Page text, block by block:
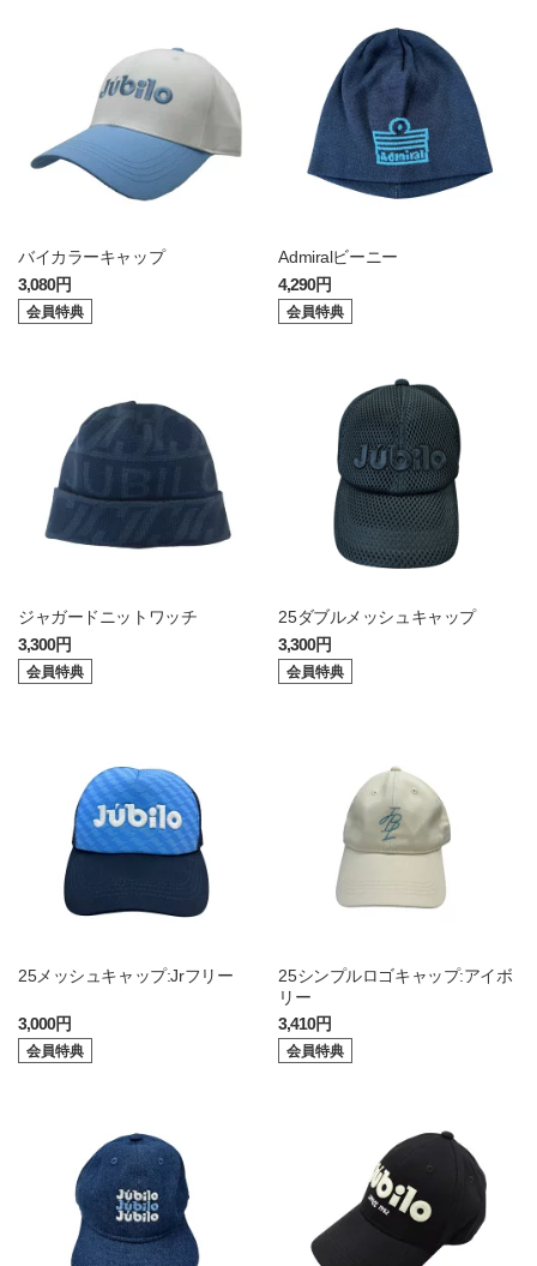
バイカラーキャップ
3,080円
会員特典
Admiralビーニー
4,290円
会員特典
ジャガードニットワッチ
3,300円
会員特典
25ダブルメッシュキャップ
3,300円
会員特典
25メッシュキャップ:Jrフリー
3,000円
会員特典
25シンプルロゴキャップ:アイボ
リー
3,410円
会員特典